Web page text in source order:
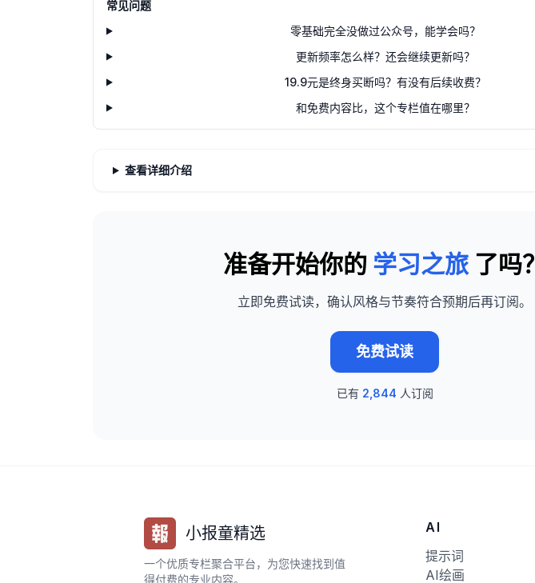
常见问题
零基础完全没做过公众号，能学会吗？
更新频率怎么样？还会继续更新吗？
19.9元是终身买断吗？有没有后续收费？
和免费内容比，这个专栏值在哪里？
查看详细介绍
准备开始你的 学习之旅 了吗？
立即免费试读，确认风格与节奏符合预期后再订阅。
免费试读
已有 2,844 人订阅
小报童精选
一个优质专栏聚合平台，为您快速找到值
得付费的专业内容。
AI
提示词
AI绘画